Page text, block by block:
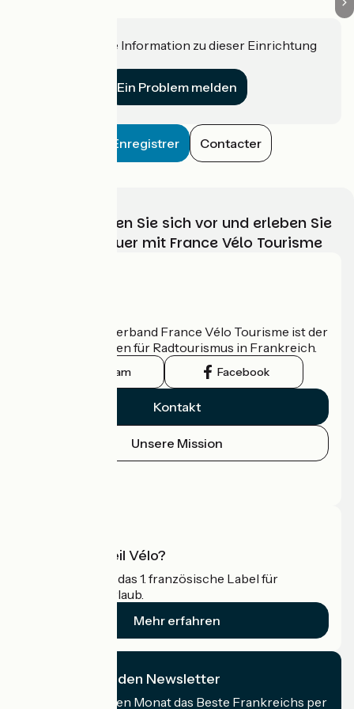
Haben Sie eine Information zu dieser Einrichtung
Ein Problem melden
Enregistrer Contacter
Wählen, bereiten Sie sich vor und erleben Sie
Ihr Radabenteuer mit France Vélo Tourisme
Der nationale Verband France Vélo Tourisme ist der
offizielle Leitfaden für Radtourismus in Frankreich.
Instagram Facebook
Kontakt
Unsere Mission
Was ist Accueil Vélo?
Accueil Vélo ist das 1. französische Label für
Radfahrer im Urlaub.
Mehr erfahren
Ich abonniere den Newsletter
Erhalten Sie jeden Monat das Beste Frankreichs per